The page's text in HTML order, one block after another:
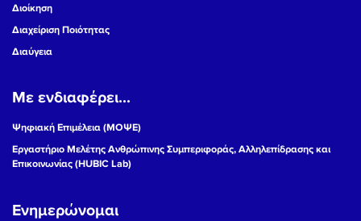
Διοίκηση
Διαχείριση Ποιότητας
Διαύγεια
Με ενδιαφέρει...
Ψηφιακή Επιμέλεια (ΜΟΨΕ)
Εργαστήριο Μελέτης Ανθρώπινης Συμπεριφοράς, Αλληλεπίδρασης και
Επικοινωνίας (HUBIC Lab)
Ενημερώνομαι